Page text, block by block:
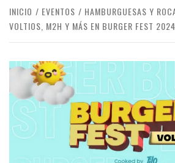
INICIO EVENTOS
HAMBURGUESAS Y
VOLTIOS, M2H Y MÁS EN BURGER FEST 2024